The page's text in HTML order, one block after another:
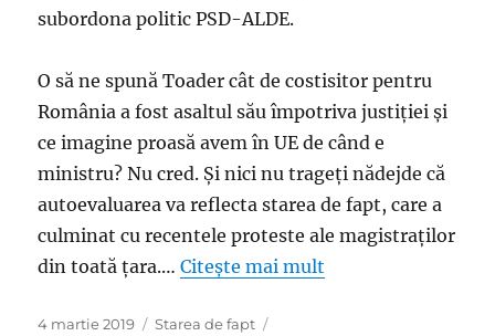
subordona politic PSD-ALDE.
O să ne spună Toader cât de costisitor pentru
România a fost asaltul său împotriva justiţiei şi
ce imagine proasă avem în UE de când e
ministru? Nu cred. Şi nici nu trageţi nădejde că
autoevaluarea va reflecta starea de fapt, care a
culminat cu recentele proteste ale magistraţilor
din toată ţara.…Citește mai mult
Publicat
4 martie 2019 Categorii
Starea de fapt